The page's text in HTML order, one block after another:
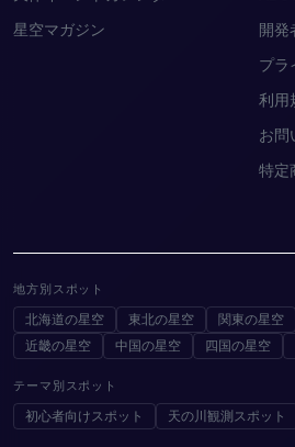
星空マガジン
開発
プラ
利用
お問
特定
地方別スポット
北海道の星空 東北の星空 関東の星空
近畿の星空
中国の星空 四国の星空
テーマ別スポット
初心者向けスポット 天の川観測スポット